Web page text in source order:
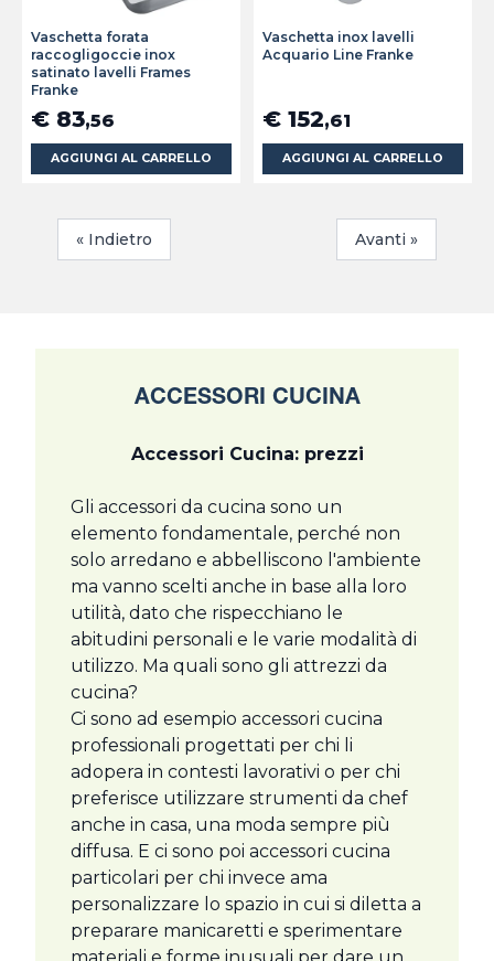
Vaschetta forata
raccogligoccie inox
satinato lavelli Frames
Franke
€ 83,56
AGGIUNGI AL CARRELLO
Vaschetta inox lavelli
Acquario Line Franke
€ 152,61
AGGIUNGI AL CARRELLO
« Indietro Avanti »
ACCESSORI CUCINA
Accessori Cucina: prezzi
Gli accessori da cucina sono un
elemento fondamentale, perché non
solo arredano e abbelliscono l'ambiente
ma vanno scelti anche in base alla loro
utilità, dato che rispecchiano le
abitudini personali e le varie modalità di
utilizzo. Ma quali sono gli attrezzi da
cucina?
Ci sono ad esempio accessori cucina
professionali progettati per chi li
adopera in contesti lavorativi o per chi
preferisce utilizzare strumenti da chef
anche in casa, una moda sempre più
diffusa. E ci sono poi accessori cucina
particolari per chi invece ama
personalizzare lo spazio in cui si diletta a
preparare manicaretti e sperimentare